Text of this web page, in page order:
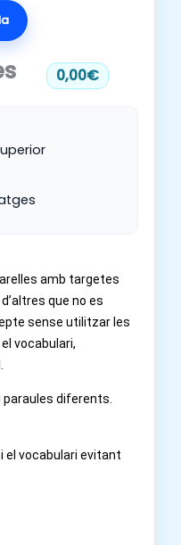
0,00€
amb targetes
que no es
sense utilitzar les
vocabulari,
diferents.
el vocabulari evitant